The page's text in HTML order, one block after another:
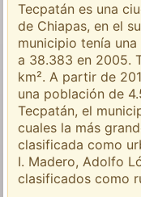
Tecpatán es una
de Chiapas, en el
municipio tenía
a 38.383 en 2005.
km². A partir de
una población de
Tecpatán, el
cuales la más
clasificada como
I. Madero, Adolfo
clasificados como